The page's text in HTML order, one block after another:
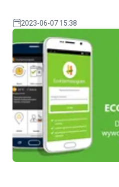
2023-06-07 15:38